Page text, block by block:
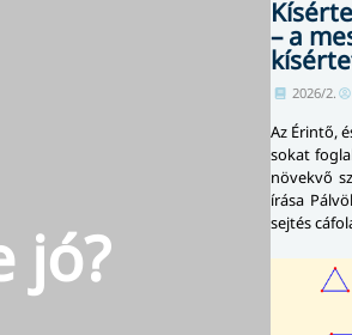
jó?
– a
2026/2.
Az Érintő,
sokat
növekvő
írása
sejtés